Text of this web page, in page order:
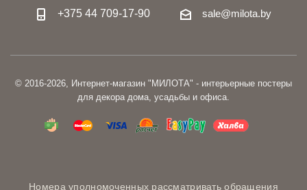
+375 44 709-17-90 sale@milota.by
© 2016-2026, Интернет-магазин "МИЛОТА" - интерьерные постеры
для декора дома, усадьбы и офиса.
Номера уполномоченных рассматривать обращения